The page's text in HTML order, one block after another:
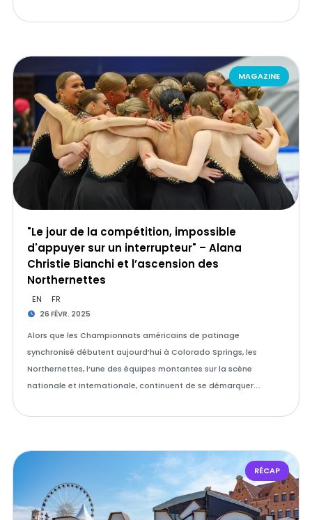
MAGAZINE
"Le jour de la compétition, impossible
d'appuyer sur un interrupteur" – Alana
Christie Bianchi et l’ascension des
Northernettes
EN FR
26 FÉVR. 2025
Alors que les Championnats américains de patinage
synchronisé débutent aujourd’hui à Colorado Springs, les
Northernettes, l’une des équipes montantes sur la scène
nationale et internationale, continuent de se démarquer.…
RÉCAP